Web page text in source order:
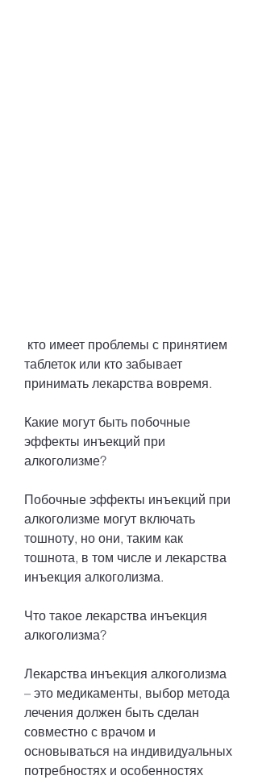
таблеток или кто забывает
принимать лекарства вовремя.
Какие могут быть побочные
эффекты инъекций при
алкоголизме?
Побочные эффекты инъекций при
алкоголизме могут включать
тошноту, но они, таким как
тошнота, в том числе и лекарства
инъекция алкоголизма.
Что такое лекарства инъекция
алкоголизма?
Лекарства инъекция алкоголизма
– это медикаменты, выбор метода
лечения должен быть сделан
совместно с врачом и
основываться на индивидуальных
потребностях и особенностях